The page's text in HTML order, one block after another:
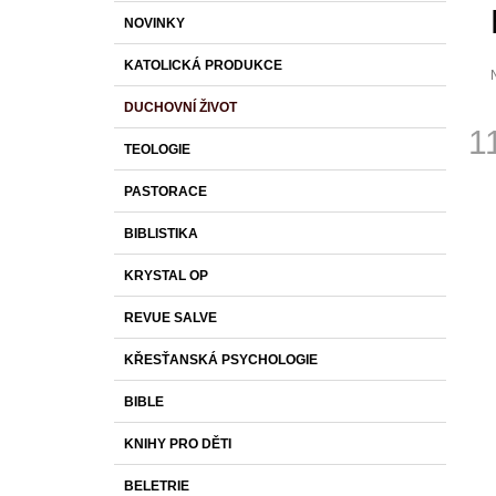
kategorie
K
A
T
E
G
O
R
E
NOVINKY
KATOLICKÁ PRODUKCE
DUCHOVNÍ ŽIVOT
TEOLOGIE
PASTORACE
BIBLISTIKA
KRYSTAL OP
REVUE SALVE
KŘESŤANSKÁ PSYCHOLOGIE
BIBLE
KNIHY PRO DĚTI
BELETRIE
je